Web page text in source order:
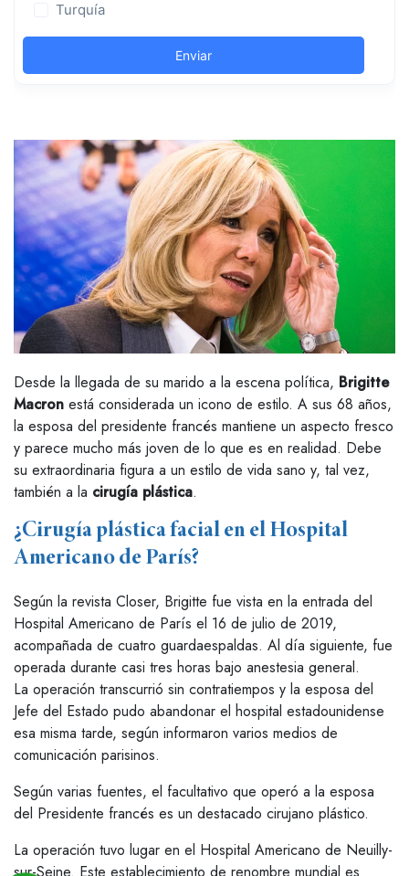
Desde la llegada de su marido a la escena política, Brigitte
Macron está considerada un icono de estilo. A sus 68 años,
la esposa del presidente francés mantiene un aspecto fresco
y parece mucho más joven de lo que es en realidad. Debe
su extraordinaria figura a un estilo de vida sano y, tal vez,
también a la cirugía plástica.
¿Cirugía plástica facial en el Hospital
Americano de París?
Según la revista Closer, Brigitte fue vista en la entrada del
Hospital Americano de París el 16 de julio de 2019,
acompañada de cuatro guardaespaldas. Al día siguiente, fue
operada durante casi tres horas bajo anestesia general.
La operación transcurrió sin contratiempos y la esposa del
Jefe del Estado pudo abandonar el hospital estadounidense
esa misma tarde, según informaron varios medios de
comunicación parisinos.
Según varias fuentes, el facultativo que operó a la esposa
del Presidente francés es un destacado cirujano plástico.
La operación tuvo lugar en el Hospital Americano de Neuilly-